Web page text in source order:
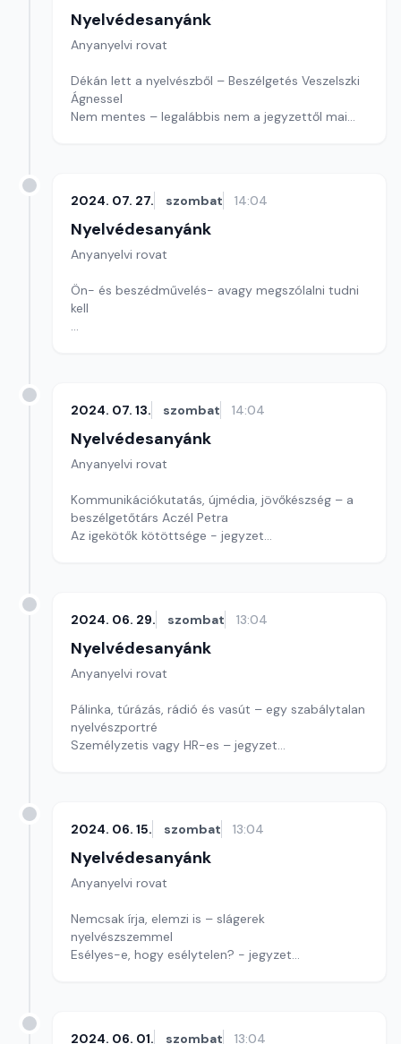
Nyelvédesanyánk
Anyanyelvi rovat
Dékán lett a nyelvészből – Beszélgetés Veszelszki
Ágnessel
Nem mentes – legalábbis nem a jegyzettől mai
Szerkesztő: Nagy György András
2024. 07. 27. szombat 14:04
Nyelvédesanyánk
Anyanyelvi rovat
Ön- és beszédművelés- avagy megszólalni tudni
kell
Mostani feladványunk szórejtvény
Szerkesztő: Nagy György András
2024. 07. 13. szombat 14:04
Nyelvédesanyánk
Anyanyelvi rovat
Kommunikációkutatás, újmédia, jövőkészség – a
beszélgetőtárs Aczél Petra
Az igekötők kötöttsége - jegyzet
2024. 06. 29.
szombat 13:04
Nyelvédesanyánk
Anyanyelvi rovat
Pálinka, túrázás, rádió és vasút – egy szabálytalan
nyelvészportré
Személyzetis vagy HR-es – jegyzet
2024. 06. 15.
szombat 13:04
Nyelvédesanyánk
Anyanyelvi rovat
Nemcsak írja, elemzi is – slágerek
nyelvészszemmel
Esélyes-e, hogy esélytelen? - jegyzet
Szerkesztő: Nagy György András
2024. 06. 01. szombat 13:04